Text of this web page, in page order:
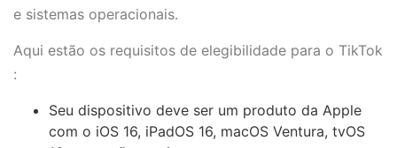
e sistemas operacionais.
Aqui estão os requisitos de elegibilidade para o TikTok
:
Seu dispositivo deve ser um produto da Apple
com o iOS 16, iPadOS 16, macOS Ventura, tvOS